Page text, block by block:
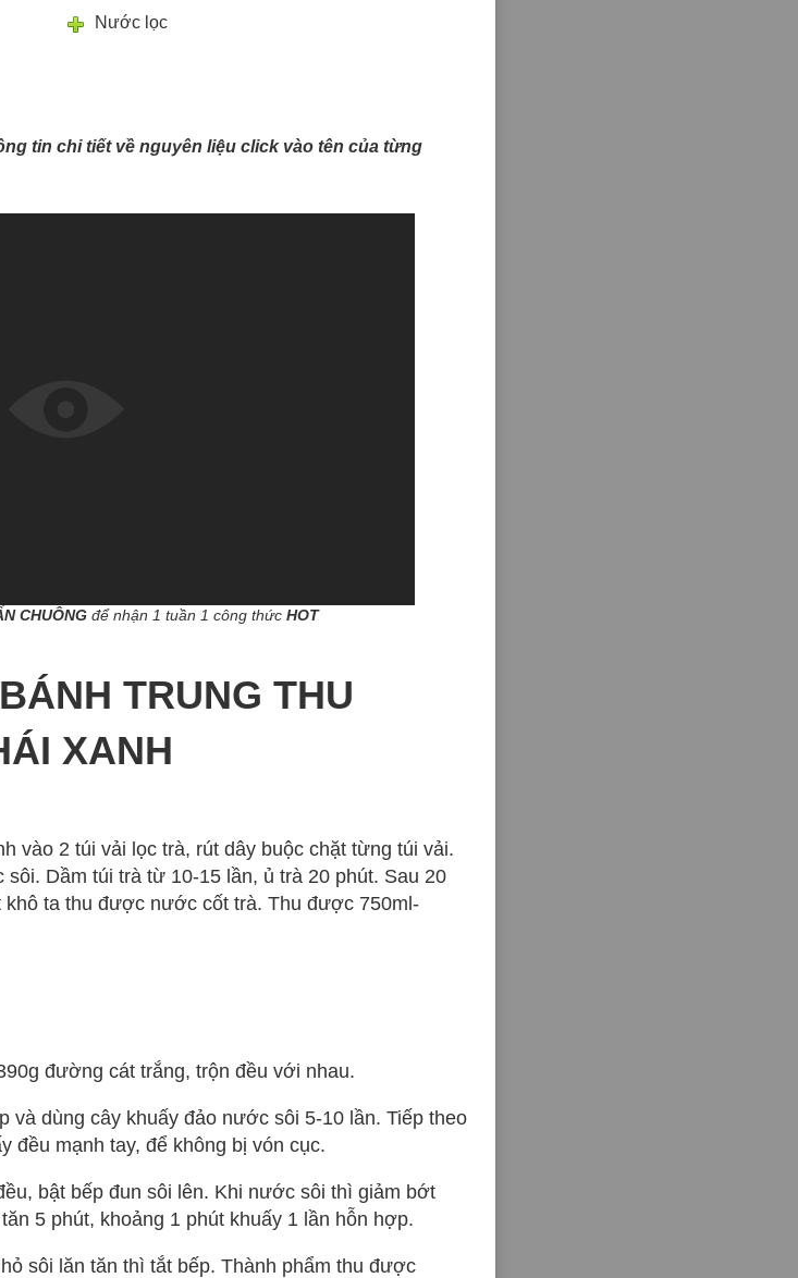
Nước lọc
tin chi tiết về nguyên liệu click vào tên của từng
CHUÔNG để nhận 1 tuần 1 công thứcHOT
TRUNG THU
XANH
vào 2 túi vải lọc trà, rút dây buộc chặt từng túi vải.
Dầm túi trà từ 10-15 lần, ủ trà 20 phút. Sau 20
khô ta thu được nước cốt trà. Thu được 750ml-
đường cát trắng, trộn đều với nhau.
và dùng cây khuấy đảo nước sôi 5-10 lần. Tiếp theo
đều mạnh tay, để không bị vón cục.
bật bếp đun sôi lên. Khi nước sôi thì giảm bớt
5 phút, khoảng 1 phút khuấy 1 lần hỗn hợp.
sôi lăn tăn thì tắt bếp. Thành phẩm thu được